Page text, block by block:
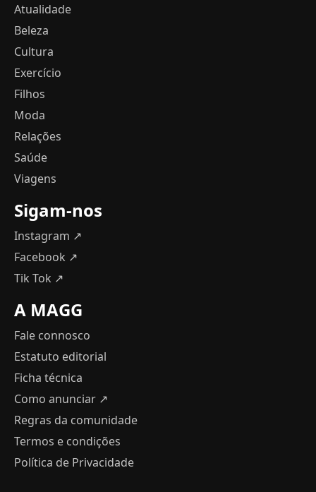
Atualidade
Beleza
Cultura
Exercício
Filhos
Moda
Relações
Saúde
Viagens
Sigam-nos
Instagram ↗
Facebook ↗
Tik Tok ↗
A MAGG
Fale connosco
Estatuto editorial
Ficha técnica
Como anunciar ↗
Regras da comunidade
Termos e condições
Política de Privacidade